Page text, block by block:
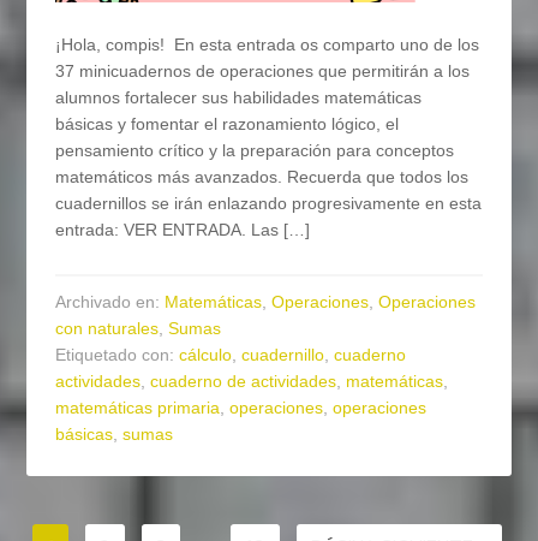
¡Hola, compis! En esta entrada os comparto uno de los
37 minicuadernos de operaciones que permitirán a los
alumnos fortalecer sus habilidades matemáticas
básicas y fomentar el razonamiento lógico, el
pensamiento crítico y la preparación para conceptos
matemáticos más avanzados. Recuerda que todos los
cuadernillos se irán enlazando progresivamente en esta
entrada: VER ENTRADA. Las […]
Archivado en: Matemáticas,Operaciones,Operaciones
con naturales,Sumas
Etiquetado con:cálculo,cuadernillo,cuaderno
actividades,cuaderno de actividades, matemáticas,
matemáticas primaria,operaciones,operaciones
básicas,sumas